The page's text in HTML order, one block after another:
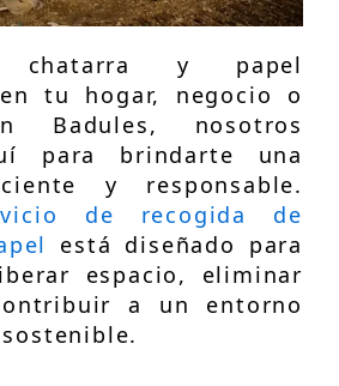
y papel
tu hogar, negocio o
Badules, nosotros
para brindarte una
y responsable.
de recogida de
está diseñado para
espacio, eliminar
a un entorno